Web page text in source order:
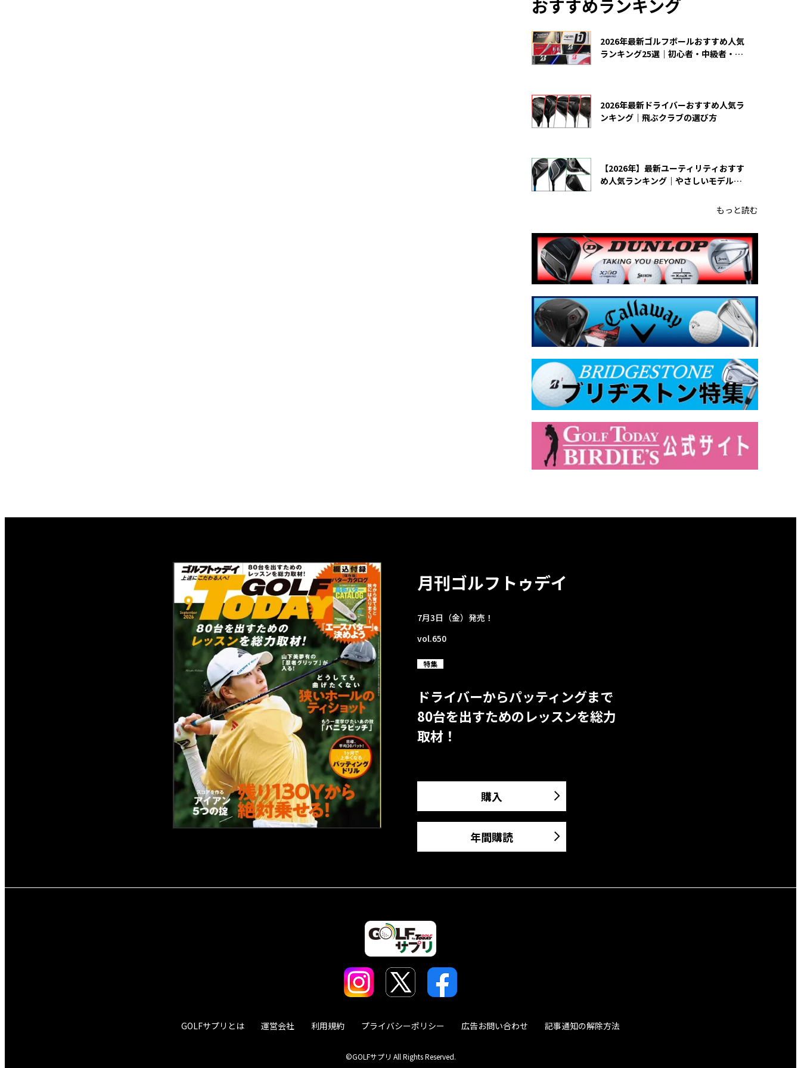
おすすめランキング
2026年最新ゴルフボールおすすめ人気
ランキング25選｜初心者・中級者・上
2026年最新ドライバーおすすめ人気ラ
ンキング｜飛ぶクラブの選び方
【2026年】最新ユーティリティおすす
め人気ランキング｜やさしいモデルの
もっと読む
月刊ゴルフトゥデイ
7月3日（金）発売！
vol.650
特集
ドライバーからパッティングまで
80台を出すためのレッスンを総力
取材！
購入
年間購読
GOLFサプリとは 運営会社 利用規約 プライバシーポリシー 広告お問い合わせ 記事通知の解除方法
©GOLFサプリ All Rights Reserved.